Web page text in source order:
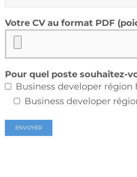
Votre CV au format PDF
Pour quel poste souhaitez-
Business developer région
Business developer